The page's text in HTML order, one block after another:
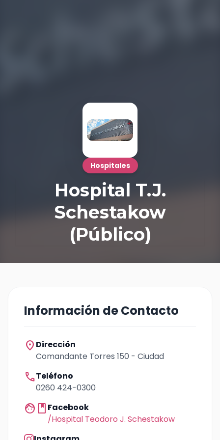
Hospitales
Hospital T.J.
Schestakow
(Público)
Información de Contacto
location_on Dirección
Comandante Torres 150 - Ciudad
callTeléfono
0260 424-0300
facebookFacebook
/Hospital Teodoro J. Schestakow